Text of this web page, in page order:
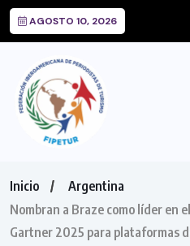
AGOSTO 10, 2026
Inicio
Argentina
Nombran a Braze como líder en
Gartner 2025 para plataformas